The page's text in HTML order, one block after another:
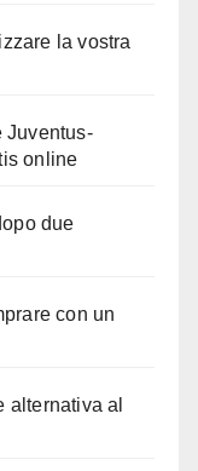
la vostra
Juventus-
online
due
con un
alternativa al